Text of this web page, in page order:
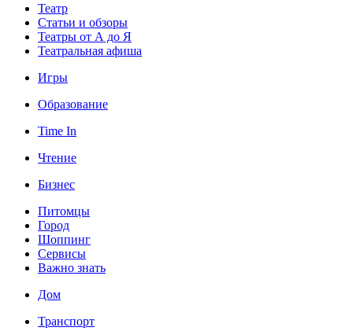
Театр
Статьи и обзоры
Театры от А до Я
Театральная афиша
Игры
Образование
Time In
Чтение
Бизнес
Питомцы
Город
Шоппинг
Сервисы
Важно знать
Дом
Транспорт